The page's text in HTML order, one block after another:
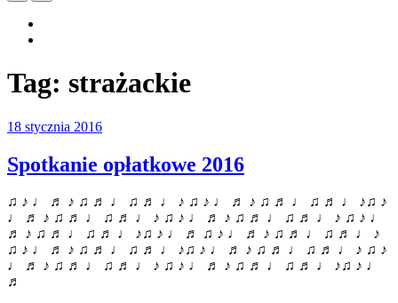
Tag: strażackie
18 stycznia 2016
Spotkanie opłatkowe 2016
♫ ♪ ♩ ♬ ♪ ♫ ♬ ♩ ♫ ♬ ♩ ♪ ♫ ♪ ♩ ♬ ♪ ♫ ♬ ♩ ♫ ♬ ♩ ♪♫ ♪
♩ ♬ ♪ ♫ ♬ ♩ ♫ ♬ ♩ ♪ ♫ ♪ ♩ ♬ ♪ ♫ ♬ ♩ ♫ ♬ ♩ ♪ ♫ ♪ ♩
♬ ♪ ♫ ♬ ♩ ♫ ♬ ♩ ♪♫ ♪ ♩ ♬ ♫ ♪ ♩ ♬ ♪ ♫ ♬ ♩ ♫ ♬ ♩ ♪
♫ ♪ ♩ ♬ ♪ ♫ ♬ ♩ ♫ ♬ ♩ ♪♫ ♪ ♩ ♬ ♪ ♫ ♬ ♩ ♫ ♬ ♩ ♪ ♫ ♪
♩ ♬ ♪ ♫ ♬ ♩ ♫ ♬ ♩ ♪ ♫ ♪ ♩ ♬ ♪ ♫ ♬ ♩ ♫ ♬ ♩ ♪♫ ♪ ♩
♬